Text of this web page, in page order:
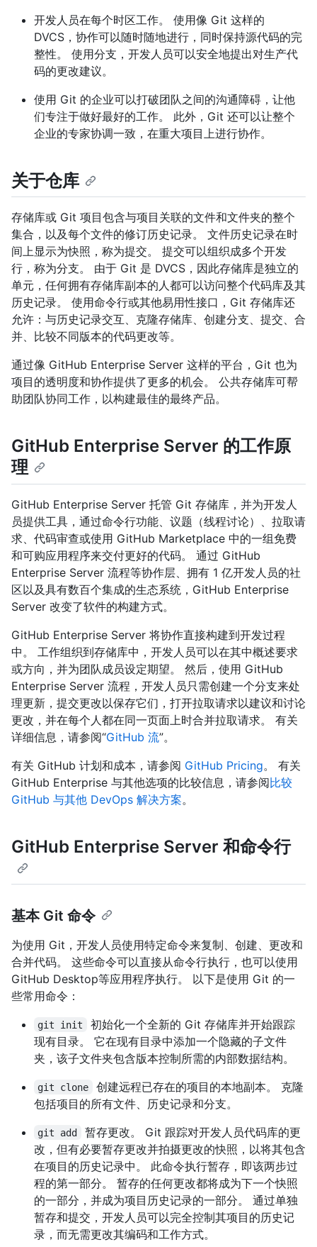
开发人员在每个时区工作。 使用像 Git 这样的
DVCS，协作可以随时随地进行，同时保持源代码的完
整性。 使用分支，开发人员可以安全地提出对生产代
码的更改建议。
使用 Git 的企业可以打破团队之间的沟通障碍，让他
们专注于做好最好的工作。 此外，Git 还可以让整个
企业的专家协调一致，在重大项目上进行协作。
关于仓库
存储库或 Git 项目包含与项目关联的文件和文件夹的整个
集合，以及每个文件的修订历史记录。 文件历史记录在时
间上显示为快照，称为提交。 提交可以组织成多个开发
行，称为分支。 由于 Git 是 DVCS，因此存储库是独立的
单元，任何拥有存储库副本的人都可以访问整个代码库及其
历史记录。 使用命令行或其他易用性接口，Git 存储库还
允许：与历史记录交互、克隆存储库、创建分支、提交、合
并、比较不同版本的代码更改等。
通过像 GitHub Enterprise Server 这样的平台，Git 也为
项目的透明度和协作提供了更多的机会。 公共存储库可帮
助团队协同工作，以构建最佳的最终产品。
GitHub Enterprise Server 的工作原
理
GitHub Enterprise Server 托管 Git 存储库，并为开发人
员提供工具，通过命令行功能、议题（线程讨论）、拉取请
求、代码审查或使用 GitHub Marketplace 中的一组免费
和可购应用程序来交付更好的代码。 通过 GitHub
Enterprise Server 流程等协作层、拥有 1 亿开发人员的社
区以及具有数百个集成的生态系统，GitHub Enterprise
Server 改变了软件的构建方式。
GitHub Enterprise Server 将协作直接构建到开发过程
中。 工作组织到存储库中，开发人员可以在其中概述要求
或方向，并为团队成员设定期望。 然后，使用 GitHub
Enterprise Server 流程，开发人员只需创建一个分支来处
理更新，提交更改以保存它们，打开拉取请求以建议和讨论
更改，并在每个人都在同一页面上时合并拉取请求。 有关
详细信息，请参阅“GitHub 流”。
有关 GitHub 计划和成本，请参阅 GitHub Pricing。 有关
GitHub Enterprise 与其他选项的比较信息，请参阅比较
GitHub 与其他 DevOps 解决方案。
GitHub Enterprise Server 和命令行
基本 Git 命令
为使用 Git，开发人员使用特定命令来复制、创建、更改和
合并代码。 这些命令可以直接从命令行执行，也可以使用
GitHub Desktop等应用程序执行。 以下是使用 Git 的一
些常用命令：
git init
初始化一个全新的 Git 存储库并开始跟踪
现有目录。 它在现有目录中添加一个隐藏的子文件
夹，该子文件夹包含版本控制所需的内部数据结构。
git clone
创建远程已存在的项目的本地副本。 克隆
包括项目的所有文件、历史记录和分支。
git add
暂存更改。 Git 跟踪对开发人员代码库的更
改，但有必要暂存更改并拍摄更改的快照，以将其包含
在项目的历史记录中。 此命令执行暂存，即该两步过
程的第一部分。 暂存的任何更改都将成为下一个快照
的一部分，并成为项目历史记录的一部分。 通过单独
暂存和提交，开发人员可以完全控制其项目的历史记
录，而无需更改其编码和工作方式。